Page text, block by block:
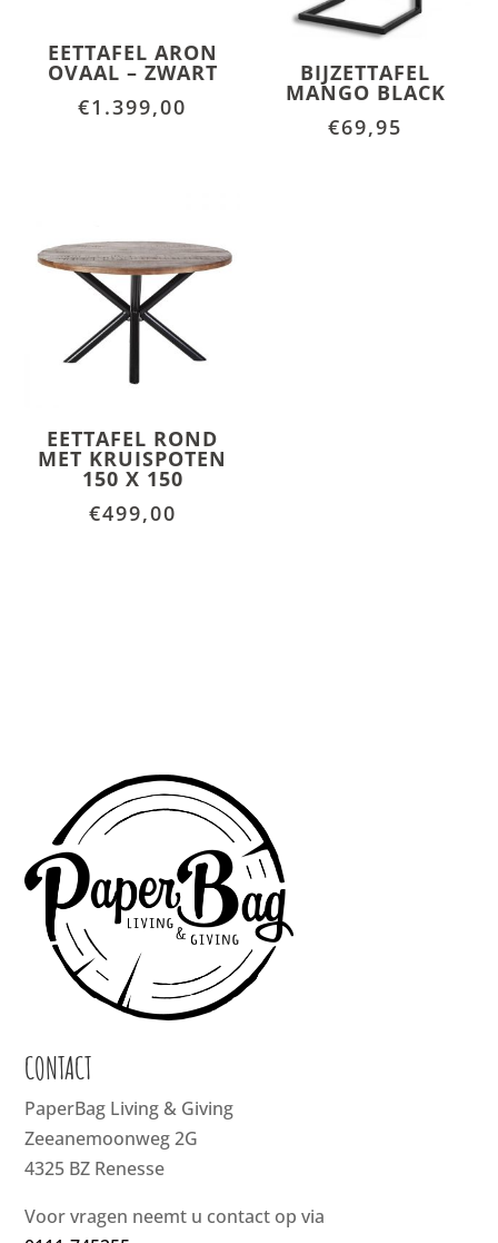
EETTAFEL ARON
OVAAL – ZWART
€1.399,00
BIJZETTAFEL
MANGO BLACK
€69,95
EETTAFEL ROND
MET KRUISPOTEN
150 X 150
€499,00
CONTACT
PaperBag Living & Giving
Zeeanemoonweg 2G
4325 BZ Renesse
Voor vragen neemt u contact op via